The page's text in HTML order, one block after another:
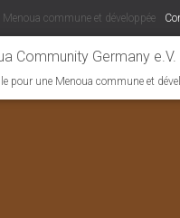
commune et développée
Community Germany e.V.
pour une Menoua commune et